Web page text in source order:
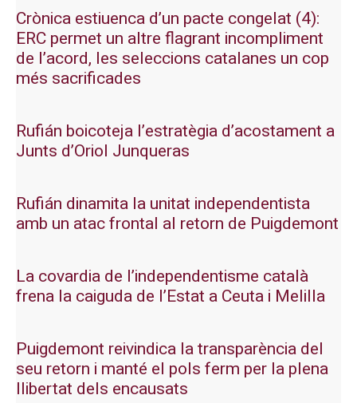
Crònica estiuenca d’un pacte congelat (4):
ERC permet un altre flagrant incompliment
de l’acord, les seleccions catalanes un cop
més sacrificades
Rufián boicoteja l’estratègia d’acostament a
Junts d’Oriol Junqueras
Rufián dinamita la unitat independentista
amb un atac frontal al retorn de Puigdemont
La covardia de l’independentisme català
frena la caiguda de l’Estat a Ceuta i Melilla
Puigdemont reivindica la transparència del
seu retorn i manté el pols ferm per la plena
llibertat dels encausats